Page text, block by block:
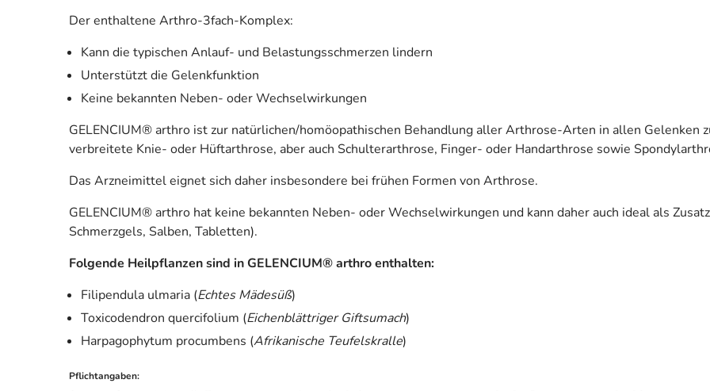
Der enthaltene Arthro-3fach-Komplex:
Kann die typischen Anlauf- und Belastungsschmerzen lindern
Unterstützt die Gelenkfunktion
Keine bekannten Neben- oder Wechselwirkungen
GELENCIUM® arthro ist zur natürlichen/homöopathischen Behandlung aller Arthrose-Arten in allen Gelenken
verbreitete Knie- oder Hüftarthrose, aber auch Schulterarthrose, Finger- oder Handarthrose sowie
Das Arzneimittel eignet sich daher insbesondere bei frühen Formen von Arthrose.
GELENCIUM® arthro hat keine bekannten Neben- oder Wechselwirkungen und kann daher auch ideal als
Schmerzgels, Salben, Tabletten).
Folgende Heilpflanzen sind in GELENCIUM® arthro enthalten:
Filipendula ulmaria (Echtes Mädesüß)
Toxicodendron quercifolium (Eichenblättriger Giftsumach)
Harpagophytum procumbens (Afrikanische Teufelskralle)
Pflichtangaben: